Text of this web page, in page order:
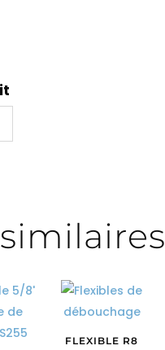
FLEXIBLE R8